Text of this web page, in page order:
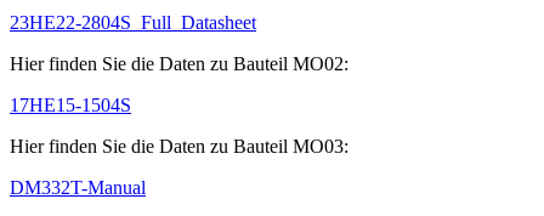
23HE22-2804S_Full_Datasheet
Hier finden Sie die Daten zu Bauteil MO02:
17HE15-1504S
Hier finden Sie die Daten zu Bauteil MO03:
DM332T-Manual